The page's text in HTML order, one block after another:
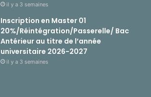
il y a 3 semaines
Inscription en Master 01
20%/Réintégration/Passerelle/ Bac
Antérieur au titre de l’année
universitaire 2026-2027
il y a 3 semaines